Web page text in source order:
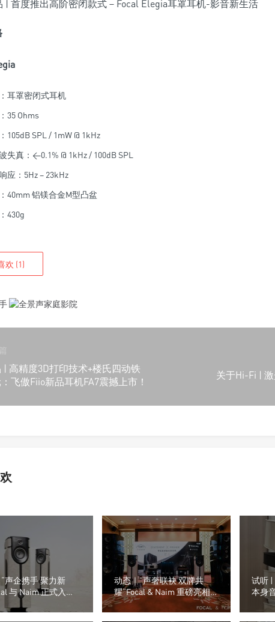
耳罩密闭式耳机
35 Ohms
105dB SPL / 1mW @ 1kHz
失真：<0.1% @ 1kHz / 100dB SPL
应：5Hz – 23kHz
40mm 铝镁合金M型凸盆
430g
欢 (1)
| 高精度3D打印技术+楼氏四动铁
飞傲Fiio新品耳机FA7震撼上市！
关于Hi-Fi | 激
声企携手 聚力新
与 Naim 正式入驻
动态｜”声奢联袂 双牌共
耀“Focal & Naim 重磅亮相
2026 TAS 上海国际高级影音
展
试听 |
本身
箱